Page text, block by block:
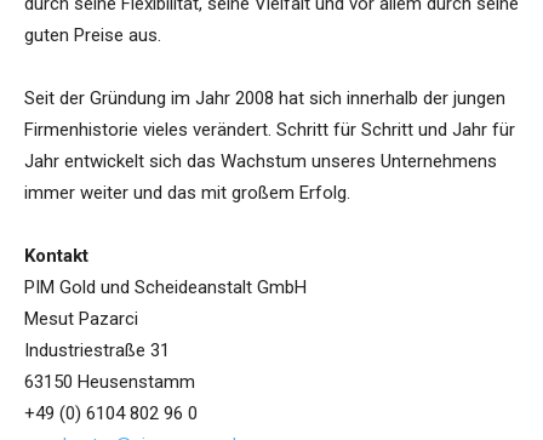
guten Preise aus.
Seit der Gründung im Jahr 2008 hat sich innerhalb der jungen
Firmenhistorie vieles verändert. Schritt für Schritt und Jahr für
Jahr entwickelt sich das Wachstum unseres Unternehmens
immer weiter und das mit großem Erfolg.
Kontakt
PIM Gold und Scheideanstalt GmbH
Mesut Pazarci
Industriestraße 31
63150 Heusenstamm
+49 (0) 6104 802 96 0